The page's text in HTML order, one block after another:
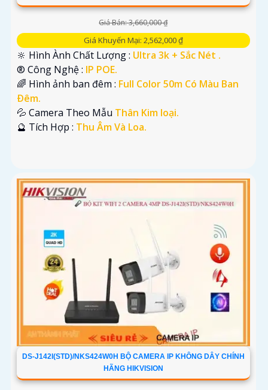
Giá Bán: 3,660,000 ₫
Giá Khuyến Mại: 2,562,000 ₫
🔆 Hình Ành Chất Lượng : Ultra 3k + Sắc Nét .
®️ Công Nghệ : IP POE.
🌈 Hình ảnh ban đêm : Full Color 50m Có Màu Ban
Ðêm.
💦 Camera Theo Mẫu Thân Kim loại.
️🔮 Tích Hợp : Thu Âm Và Loa.
DS-J142I(STD)/NKS424W0H BỘ CAMERA IP KHÔNG DÂY CHÍNH
HÃNG HIKVISION